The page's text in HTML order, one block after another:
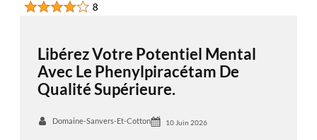
Libérez Votre Potentiel Mental
Avec Le Phenylpiracétam De
Qualité Supérieure.
Domaine-Sanvers-Et-Cotton 10 Juin 2026